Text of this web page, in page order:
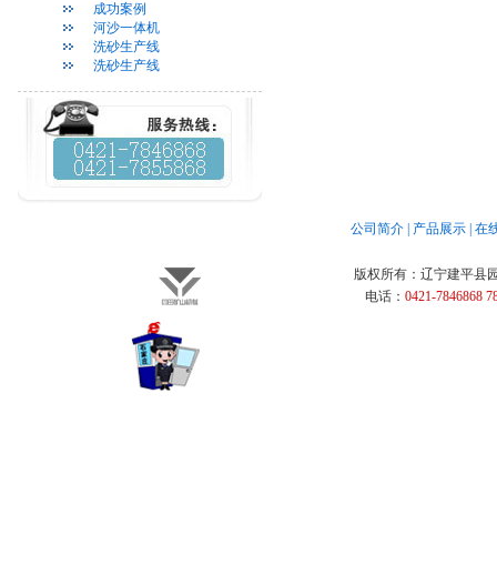
成功案例
河沙一体机
洗砂生产线
洗砂生产线
公司简介| 产品展示| 在
版权所有： 辽宁建平县
电话： 0421-7846868